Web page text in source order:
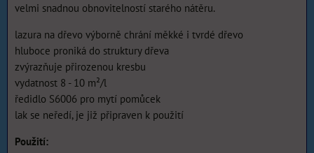
velmi snadnou obnovitelností starého nátěru.
lazura na dřevo výborně chrání měkké i tvrdé dřevo
hluboce proniká do struktury dřeva
zvýrazňuje přirozenou kresbu
vydatnost 8 - 10 m²/l
ředidlo S6006 pro mytí pomůcek
lak se neředí, je již připraven k použití
Použití: